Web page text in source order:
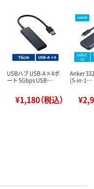
USBハブ USB-A×4ポ
ート 5Gbps USB…
¥1,180（税込）
Anker
(5-in-1…